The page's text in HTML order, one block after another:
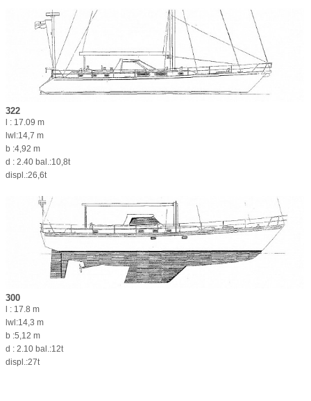
322
l : 17.09 m
lwl:14,7 m
b :4,92 m
d : 2.40 bal.:10,8t
displ.:26,6t
300
l : 17.8 m
lwl:14,3 m
b :5,12 m
d : 2.10 bal.:12t
displ.:27t